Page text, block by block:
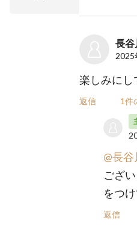
長
2025
楽しみにし
返信 1件
@長
ござ
をつ
返信